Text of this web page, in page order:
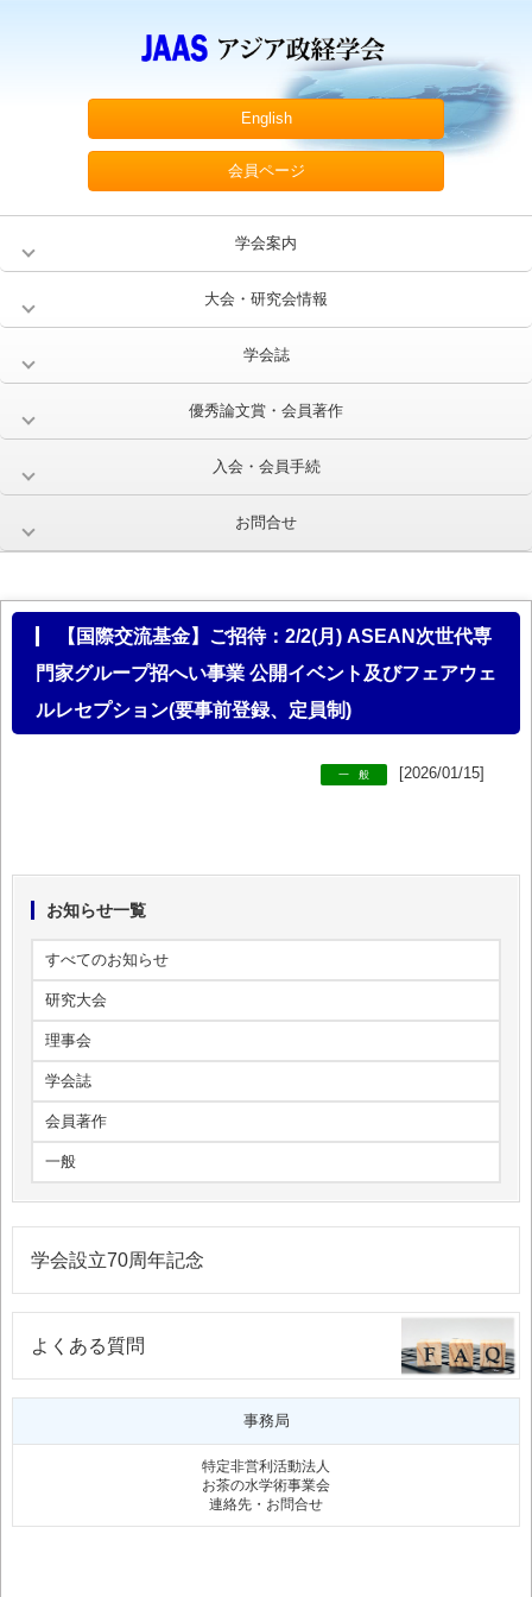
English
会員ページ
学会案内
大会・研究会情報
学会誌
優秀論文賞・会員著作
入会・会員手続
お問合せ
【国際交流基金】ご招待：2/2(月) ASEAN次世代専
門家グループ招へい事業 公開イベント及びフェアウェ
ルレセプション(要事前登録、定員制)
一般 [2026/01/15]
お知らせ一覧
すべてのお知らせ
研究大会
理事会
学会誌
会員著作
一般
学会設立70周年記念
よくある質問
事務局
特定非営利活動法人
お茶の水学術事業会
連絡先・お問合せ